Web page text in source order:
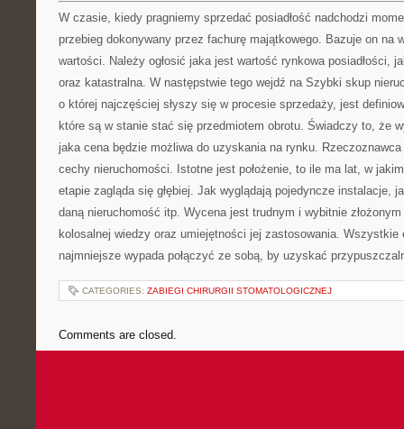
W czasie, kiedy pragniemy sprzedać posiadłość nadchodzi
przebieg dokonywany przez fachurę majątkowego. Bazuje on na
wartości. Należy ogłosić jaka jest wartość rynkowa posiadłości,
oraz katastralna. W następstwie tego wejdź na Szybki skup
o której najczęściej słyszy się w procesie sprzedaży, jest
które są w stanie stać się przedmiotem obrotu. Świadczy to, że
jaka cena będzie możliwa do uzyskania na rynku.
cechy nieruchomości. Istotne jest położenie, to ile ma lat, w
etapie zagląda się głębiej. Jak wyglądają pojedyncze instalacje,
daną nieruchomość itp. Wycena jest trudnym i wybitnie
kolosalnej wiedzy oraz umiejętności jej zastosowania. Wszystkie
najmniejsze wypada połączyć ze sobą, by uzyskać
CATEGORIES: ZABIEGI CHIRURGII STOMATOLOGICZNEJ
Comments are closed.